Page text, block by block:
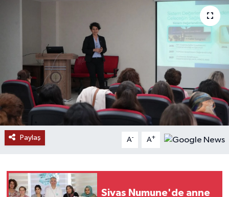
Paylaş A- A+
Sivas Numune'de anne
SOSYAL YARDIMLAR
SPONSORLU YAZI
SPOR
TEKNOLOJİ
YAŞAM